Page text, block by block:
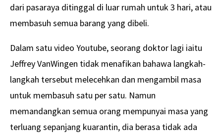
dari pasaraya ditinggal di luar rumah untuk 3 hari, atau
membasuh semua barang yang dibeli.
Dalam satu video Youtube, seorang doktor lagi iaitu
Jeffrey VanWingen tidak menafikan bahawa langkah-
langkah tersebut melecehkan dan mengambil masa
untuk membasuh satu per satu. Namun
memandangkan semua orang mempunyai masa yang
terluang sepanjang kuarantin, dia berasa tidak ada